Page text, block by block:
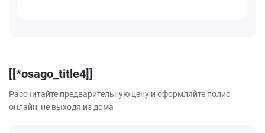
[[*osago_title4]]
Рассчитайте предварительную цену и оформляйте полис
онлайн, не выходя из дома